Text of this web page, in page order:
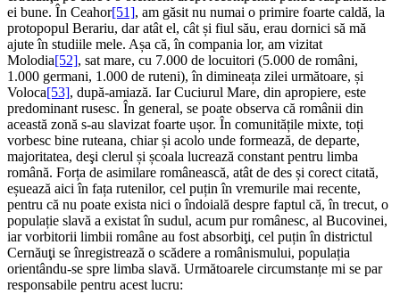
ei bune. În Ceahor[51], am găsit nu numai o primire foarte caldă, la
protopopul Berariu, dar atât el, cât și fiul său, erau dornici să mă
ajute în studiile mele. Așa că, în compania lor, am vizitat
Molodia[52], sat mare, cu 7.000 de locuitori (5.000 de români,
1.000 germani, 1.000 de ruteni), în dimineața zilei următoare, și
Voloca[53], după-amiază. Iar Cuciurul Mare, din apropiere, este
predominant rusesc. În general, se poate observa că românii din
această zonă s-au slavizat foarte ușor. În comunitățile mixte, toți
vorbesc bine ruteana, chiar și acolo unde formează, de departe,
majoritatea, deşi clerul și școala lucrează constant pentru limba
română. Forța de asimilare românească, atât de des și corect citată,
eșuează aici în fața rutenilor, cel puțin în vremurile mai recente,
pentru că nu poate exista nici o îndoială despre faptul că, în trecut, o
populație slavă a existat în sudul, acum pur românesc, al Bucovinei,
iar vorbitorii limbii române au fost absorbiţi, cel puțin în districtul
Cernăuţi se înregistrează o scădere a românismului, populația
orientându-se spre limba slavă. Următoarele circumstanțe mi se par
responsabile pentru acest lucru: